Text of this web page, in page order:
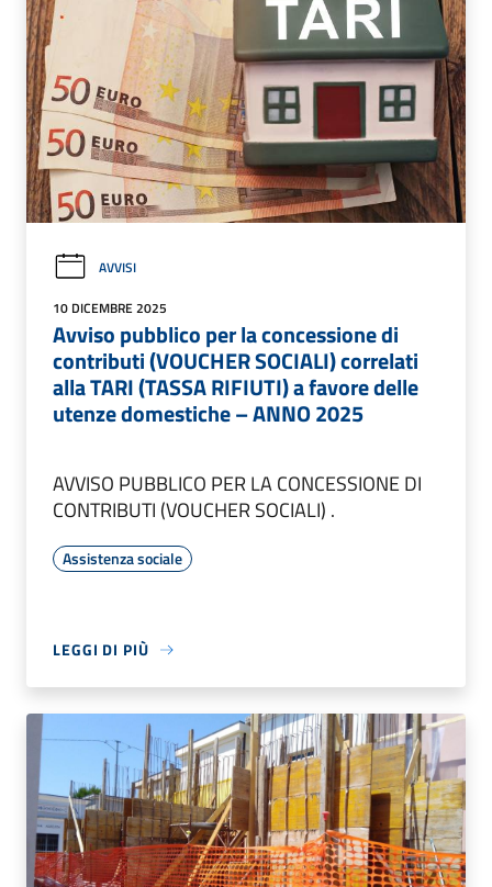
AVVISI
10 DICEMBRE 2025
Avviso pubblico per la concessione di
contributi (VOUCHER SOCIALI) correlati
alla TARI (TASSA RIFIUTI) a favore delle
utenze domestiche – ANNO 2025
AVVISO PUBBLICO PER LA CONCESSIONE DI
CONTRIBUTI (VOUCHER SOCIALI) .
Assistenza sociale
LEGGI DI PIÙ